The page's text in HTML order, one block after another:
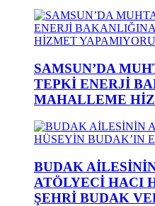
SAMSUN’DA
TEPKİ ENERJİ
MAHALLEME
BUDAK
ATÖLYECİ HACI
ŞEHRİ BUDAK